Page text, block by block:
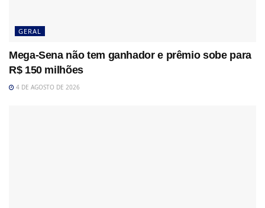
GERAL
Mega-Sena não tem ganhador e prêmio sobe para
R$ 150 milhões
4 DE AGOSTO DE 2026